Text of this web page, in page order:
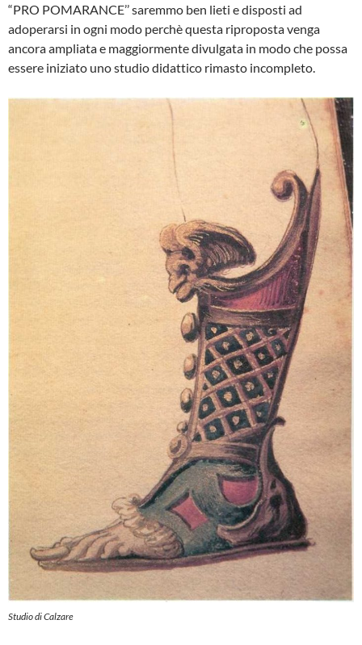
“PRO POMARANCE’’ saremmo ben lieti e disposti ad
adoperarsi in ogni modo perchè questa riproposta ven­ga
ancora ampliata e maggiormente divulgata in modo che possa
essere iniziato uno studio didattico rimasto incompleto.
Studio di Calzare